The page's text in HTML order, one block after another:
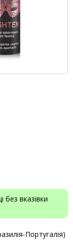
без вказівки
Португалія)